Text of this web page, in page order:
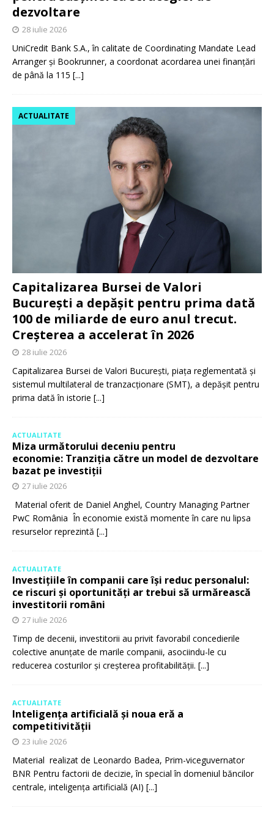
dezvoltare
28 iulie 2026
UniCredit Bank S.A., în calitate de Coordinating Mandate Lead
Arranger și Bookrunner, a coordonat acordarea unei finanțări
de până la 115 [...]
Capitalizarea Bursei de Valori
București a depășit pentru prima dată
100 de miliarde de euro anul trecut.
Creșterea a accelerat în 2026
ACTUALITATE
28 iulie 2026
Capitalizarea Bursei de Valori București, piața reglementată și
sistemul multilateral de tranzacționare (SMT), a depășit pentru
prima dată în istorie [...]
ACTUALITATE
Miza următorului deceniu pentru
economie: Tranziția către un model de dezvoltare
bazat pe investiții
27 iulie 2026
Material oferit de Daniel Anghel, Country Managing Partner
PwC România În economie există momente în care nu lipsa
resurselor reprezintă [...]
ACTUALITATE
Investițiile în companii care își reduc personalul:
ce riscuri și oportunități ar trebui să urmărească
investitorii români
27 iulie 2026
Timp de decenii, investitorii au privit favorabil concedierile
colective anunțate de marile companii, asociindu-le cu
reducerea costurilor și creșterea profitabilității. [...]
ACTUALITATE
Inteligența artificială și noua eră a
competitivității
23 iulie 2026
Material realizat de Leonardo Badea, Prim-viceguvernator
BNR Pentru factorii de decizie, în special în domeniul băncilor
centrale, inteligența artificială (AI) [...]